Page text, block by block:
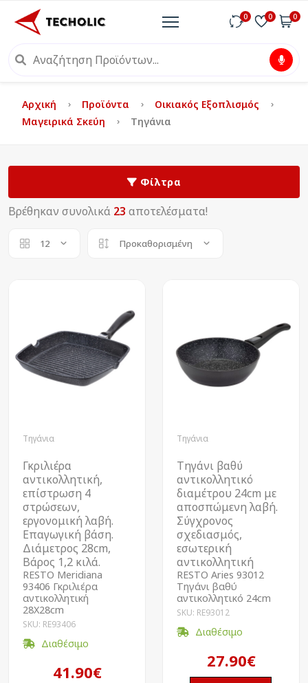
0 0 0
Αρχική Προϊόντα
Οικιακός Εξοπλισμός
Μαγειρικά Σκεύη
Τηγάνια
Φίλτρα
Βρέθηκαν συνολικά 23 αποτελέσματα!
12 Προκαθορισμένη
Τηγάνια
Γκριλιέρα
αντικολλητική,
επίστρωση 4
στρώσεων,
εργονομική λαβή.
Επαγωγική βάση.
Διάμετρος 28cm,
Βάρος 1,2 κιλά.
RESTO Meridiana
93406 Γκριλιέρα
αντικολλητική
28Χ28cm
SKU: RE93406
Διαθέσιμο
41.90€
Τηγάνια
Τηγάνι βαθύ
αντικολλητικό
διαμέτρου 24cm με
αποσπώμενη λαβή.
Σύγχρονος
σχεδιασμός,
εσωτερική
αντικολλητική
RESTO Aries 93012
Τηγάνι βαθύ
αντικολλητικό 24cm
SKU: RE93012
Διαθέσιμο
27.90€